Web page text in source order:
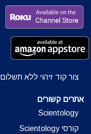
צור קוד זיהוי ללא תשלום
אתרים קשורים
Scientology
קורסי Scientology